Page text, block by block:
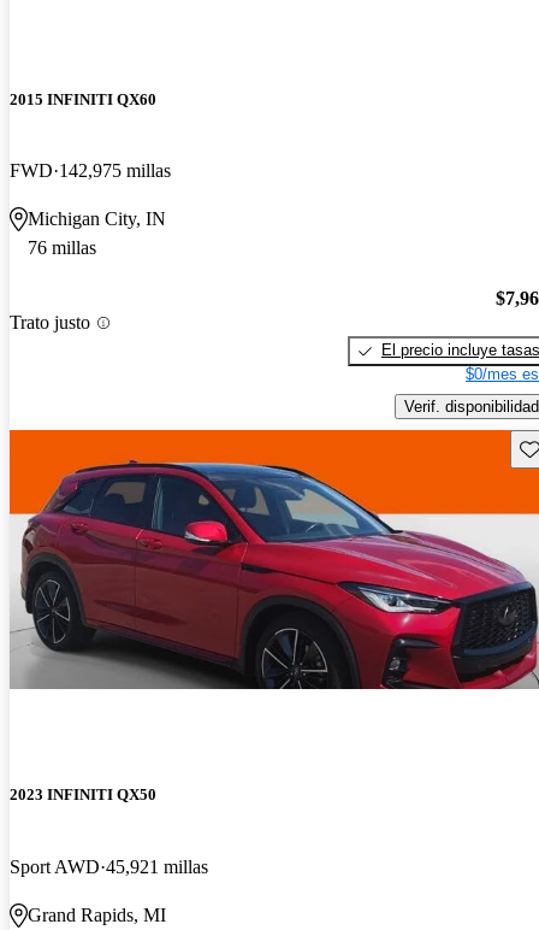
2015 INFINITI QX60
FWD 142,975 millas
Michigan City, IN
76 millas
Trato justo
El precio incluye tasas
$0/mes
Verif. disponibilidad
2023 INFINITI QX50
Sport AWD 45,921 millas
Grand Rapids, MI